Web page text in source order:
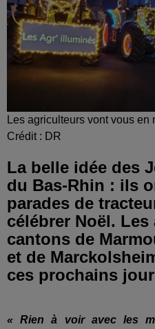
Les agriculteurs vont vous en
Crédit : DR
La belle idée des
du Bas-Rhin : ils
parades de
célébrer Noël.
cantons de
et de
ces prochains
« Rien à voir avec les